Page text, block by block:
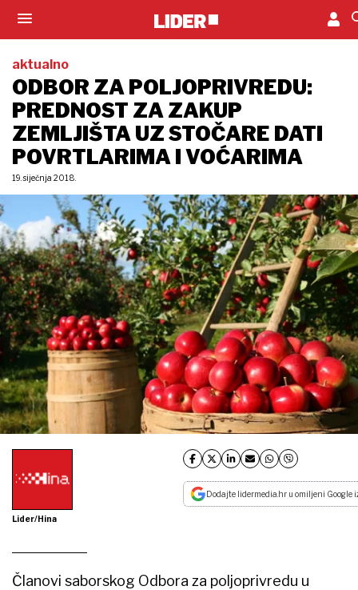
aktualno
ODBOR ZA POLJOPRIVREDU:
PREDNOST ZA ZAKUP
ZEMLJIŠTA UZ STOČARE DATI
POVRTLARIMA I VOĆARIMA
19. siječnja 2018.
Lider/Hina
Dodajte lidermedia.hr u omiljeni Google
Članovi saborskog Odbora za poljoprivredu u